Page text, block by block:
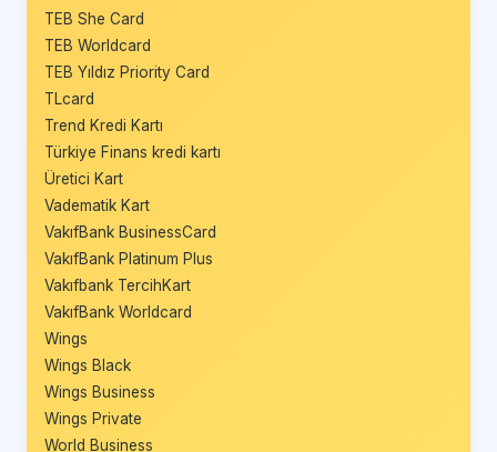
TEB She Card
TEB Worldcard
TEB Yıldız Priority Card
TLcard
Trend Kredi Kartı
Türkiye Finans kredi kartı
Üretici Kart
Vadematik Kart
VakıfBank BusinessCard
VakıfBank Platinum Plus
Vakıfbank TercihKart
VakıfBank Worldcard
Wings
Wings Black
Wings Business
Wings Private
World Business